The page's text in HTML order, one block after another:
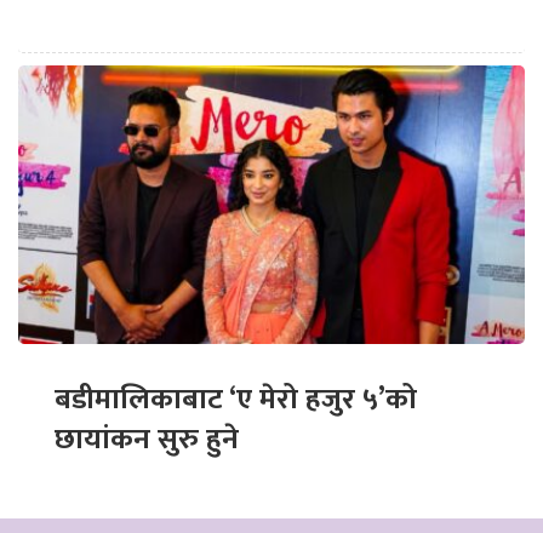
बडीमालिकाबाट ‘ए मेरो हजुर ५’को
छायांकन सुरु हुने